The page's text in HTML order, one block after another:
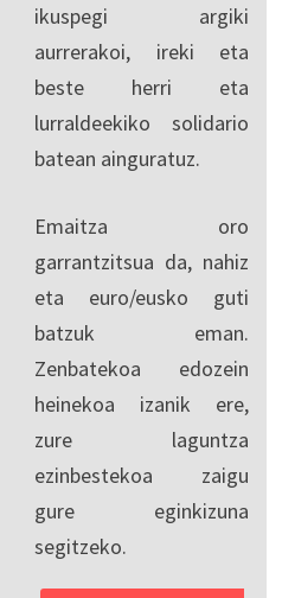
ikuspegi argiki
aurrerakoi, ireki eta
beste herri eta
lurraldeekiko solidario
batean ainguratuz.
Emaitza oro
garrantzitsua da, nahiz
eta euro/eusko guti
batzuk eman.
Zenbatekoa edozein
heinekoa izanik ere,
zure laguntza
ezinbestekoa zaigu
gure eginkizuna
segitzeko.